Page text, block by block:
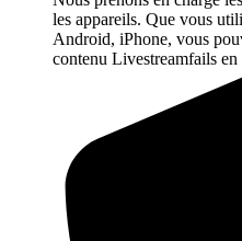
les appareils. Que vous
Android, iPhone, vous
contenu Livestreamfails